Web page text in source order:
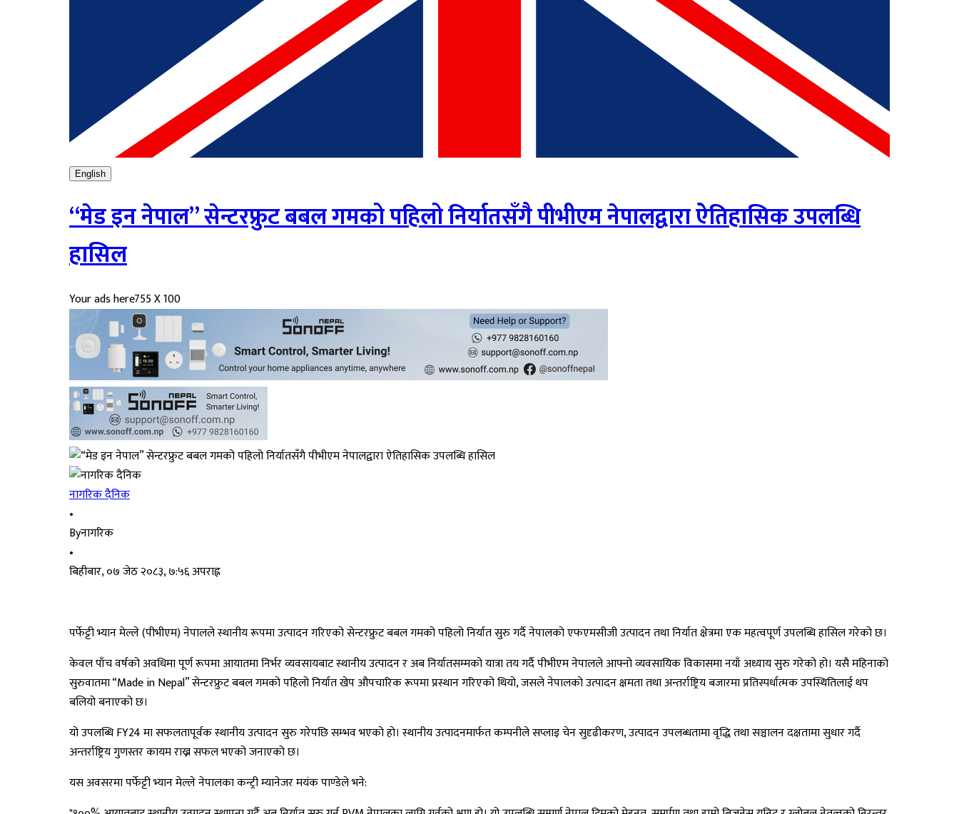
English
“मेड इन नेपाल” सेन्टरफ्रुट बबल गमको पहिलो निर्यातसँगै पीभीएम नेपालद्वारा ऐतिहासिक उपलब्धि
हासिल
Your ads here755 X 100
नागरिक दैनिक
•
Byनागरिक
•
बिहीबार, ०७ जेठ २०८३, ७:५६ अपराह्न
पर्फेट्टी भ्यान मेल्ले (पीभीएम) नेपालले स्थानीय रूपमा उत्पादन गरिएको सेन्टरफ्रुट बबल गमको पहिलो निर्यात सुरु गर्दै नेपालको एफएमसीजी उत्पादन तथा निर्यात क्षेत्रमा एक महत्वपूर्ण उपलब्धि हासिल गरेको छ।
केवल पाँच वर्षको अवधिमा पूर्ण रूपमा आयातमा निर्भर व्यवसायबाट स्थानीय उत्पादन र अब निर्यातसम्मको यात्रा तय गर्दै पीभीएम नेपालले आफ्नो व्यवसायिक विकासमा नयाँ अध्याय सुरु गरेको हो। यसै महिनाको
सुरुवातमा “Made in Nepal” सेन्टरफ्रुट बबल गमको पहिलो निर्यात खेप औपचारिक रूपमा प्रस्थान गरिएको थियो, जसले नेपालको उत्पादन क्षमता तथा अन्तर्राष्ट्रिय बजारमा प्रतिस्पर्धात्मक उपस्थितिलाई थप
बलियो बनाएको छ।
यो उपलब्धि FY24 मा सफलतापूर्वक स्थानीय उत्पादन सुरु गरेपछि सम्भव भएको हो। स्थानीय उत्पादनमार्फत कम्पनीले सप्लाइ चेन सुदृढीकरण, उत्पादन उपलब्धतामा वृद्धि तथा सञ्चालन दक्षतामा सुधार गर्दै
अन्तर्राष्ट्रिय गुणस्तर कायम राख्न सफल भएको जनाएको छ।
यस अवसरमा पर्फेट्टी भ्यान मेल्ले नेपालका कन्ट्री म्यानेजर मयंक पाण्डेले भने: